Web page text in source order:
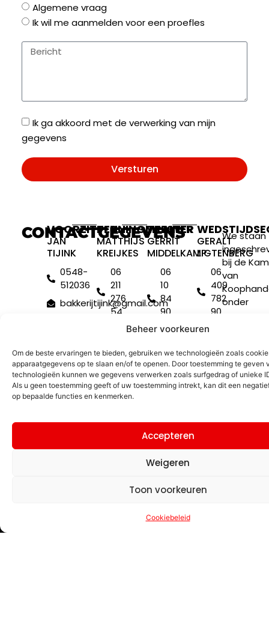
Beheer voorkeuren
Om de beste ervaringen te bieden, gebruiken we technologieën zoals
apparaatgegevens op te slaan en/of te openen. Door toestemming te geven
technologieën kunnen we gegevens verwerken zoals surfgedrag of unieke
Als u geen toestemming geeft of uw toestemming intrekt, kan dit een
op bepaalde functies en kenmerken.
Accepteren
Weigeren
Toon voorkeuren
Cookiebeleid
CONTACTGEGEVENS
VOORZITTER
JAN
TIJINK
0548-
512036
bakkerijtijink@gmail.com
PENNINGMEESTER
MATTHIJS
KREIJKES
06
211
276
54
info@riessenoonderoet.nl
TRAINER
GERRIT
MIDDELKAMP
06
10
84
90
01
GERALT
LIGTENBERG
06
409
782
90
We staan
bij de
van
onder
Judo
Algemene vraag
Ik wil me aanmelden voor een proefles
Ik ga akkoord met de verwerking van mijn
gegevens
Versturen